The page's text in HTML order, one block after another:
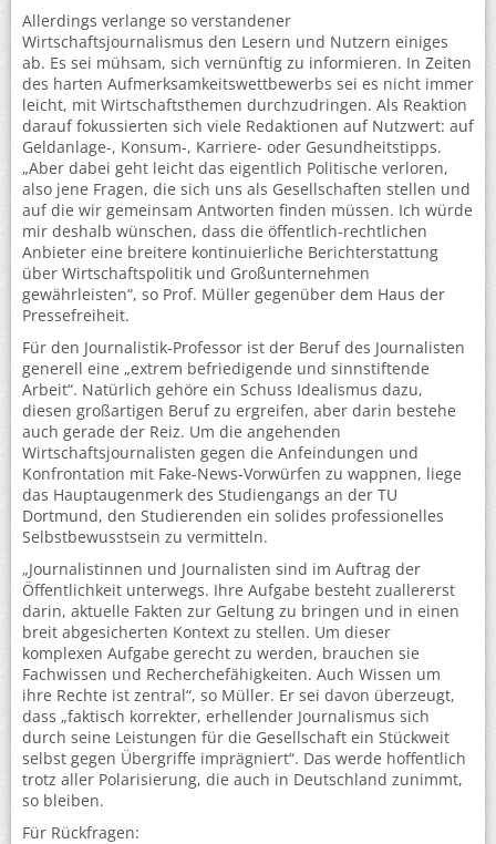
Allerdings verlange so verstandener
Wirtschaftsjournalismus den Lesern und Nutzern einiges
ab. Es sei mühsam, sich vernünftig zu informieren. In Zeiten
des harten Aufmerksamkeitswettbewerbs sei es nicht immer
leicht, mit Wirtschaftsthemen durchzudringen. Als Reaktion
darauf fokussierten sich viele Redaktionen auf Nutzwert: auf
Geldanlage-, Konsum-, Karriere- oder Gesundheitstipps.
„Aber dabei geht leicht das eigentlich Politische verloren,
also jene Fragen, die sich uns als Gesellschaften stellen und
auf die wir gemeinsam Antworten finden müssen. Ich würde
mir deshalb wünschen, dass die öffentlich-rechtlichen
Anbieter eine breitere kontinuierliche Berichterstattung
über Wirtschaftspolitik und Großunternehmen
gewährleisten“, so Prof. Müller gegenüber dem Haus der
Pressefreiheit.
Für den Journalistik-Professor ist der Beruf des Journalisten
generell eine „extrem befriedigende und sinnstiftende
Arbeit“. Natürlich gehöre ein Schuss Idealismus dazu,
diesen großartigen Beruf zu ergreifen, aber darin bestehe
auch gerade der Reiz. Um die angehenden
Wirtschaftsjournalisten gegen die Anfeindungen und
Konfrontation mit Fake-News-Vorwürfen zu wappnen, liege
das Hauptaugenmerk des Studiengangs an der TU
Dortmund, den Studierenden ein solides professionelles
Selbstbewusstsein zu vermitteln.
„Journalistinnen und Journalisten sind im Auftrag der
Öffentlichkeit unterwegs. Ihre Aufgabe besteht zuallererst
darin, aktuelle Fakten zur Geltung zu bringen und in einen
breit abgesicherten Kontext zu stellen. Um dieser
komplexen Aufgabe gerecht zu werden, brauchen sie
Fachwissen und Recherchefähigkeiten. Auch Wissen um
ihre Rechte ist zentral“, so Müller. Er sei davon überzeugt,
dass „faktisch korrekter, erhellender Journalismus sich
durch seine Leistungen für die Gesellschaft ein Stückweit
selbst gegen Übergriffe imprägniert“. Das werde hoffentlich
trotz aller Polarisierung, die auch in Deutschland zunimmt,
so bleiben.
Für Rückfragen: